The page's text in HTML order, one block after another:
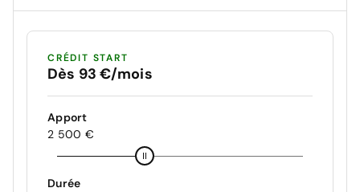
CRÉDIT START
Dès 93 €/mois
Apport
2 500 €
Durée